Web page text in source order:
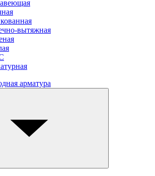
вытяжная
арматура